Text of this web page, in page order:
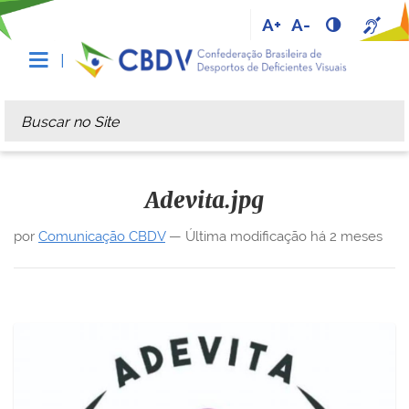
A+ A-
Busca
Busca Avançada…
Adevita.jpg
por Comunicação CBDV— Última modificação há 2 meses